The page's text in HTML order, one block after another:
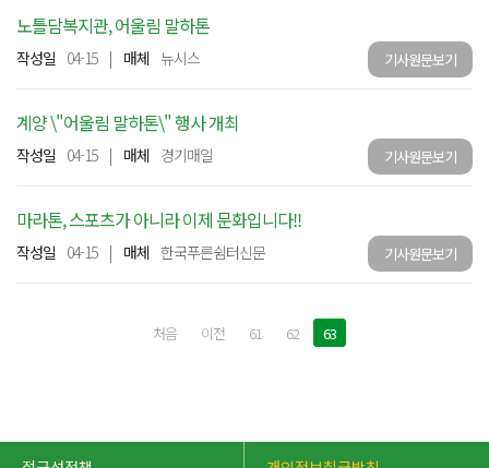
노틀담복지관, 어울림 말하톤
작성일 04-15 | 매체 뉴시스 기사원문보기
계양 \"어울림 말하톤\" 행사 개최
작성일 04-15 | 매체 경기매일 기사원문보기
마라톤, 스포츠가 아니라 이제 문화입니다!!
작성일 04-15 | 매체 한국푸른쉼터신문 기사원문보기
처음 이전 61 62 63